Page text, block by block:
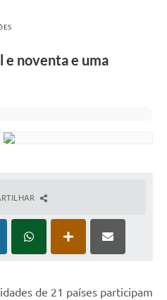
noventa e uma
de 21 países participam